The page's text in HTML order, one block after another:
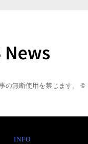
の無断使用を禁じます。 ©
INFO